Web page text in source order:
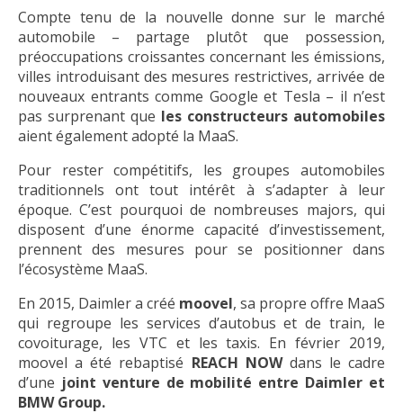
Compte tenu de la nouvelle donne sur le marché
automobile – partage plutôt que possession,
préoccupations croissantes concernant les émissions,
villes introduisant des mesures restrictives, arrivée de
nouveaux entrants comme Google et Tesla – il n’est
pas surprenant que les constructeurs automobiles
aient également adopté la MaaS.
Pour rester compétitifs, les groupes automobiles
traditionnels ont tout intérêt à s’adapter à leur
époque. C’est pourquoi de nombreuses majors, qui
disposent d’une énorme capacité d’investissement,
prennent des mesures pour se positionner dans
l’écosystème MaaS.
En 2015, Daimler a créé moovel, sa propre offre MaaS
qui regroupe les services d’autobus et de train, le
covoiturage, les VTC et les taxis. En février 2019,
moovel a été rebaptisé REACH NOWdans le cadre
d’une joint venture de mobilité entre Daimler et
BMW Group.